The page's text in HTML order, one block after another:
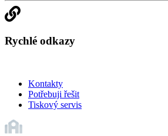
Rychlé odkazy
Kontakty
Potřebuji řešit
Tiskový servis